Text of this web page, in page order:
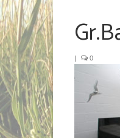
| 0